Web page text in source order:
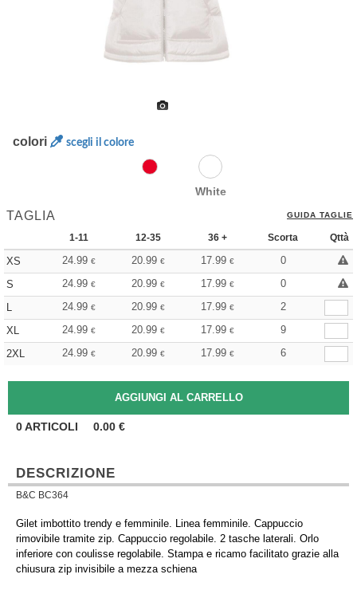
colori scegli il colore
White
TAGLIA GUIDA TAGLIE
1-11 12-35 36 + Scorta Qttà
XS 24.99 € 20.99 € 17.99 €
0
S
24.99 € 20.99 € 17.99 €
0
L
24.99 € 20.99 € 17.99 €
2
XL
24.99 € 20.99 € 17.99 €
9
2XL
24.99 € 20.99 € 17.99 € 6
0ARTICOLI 0.00 €
DESCRIZIONE
B&C BC364
Gilet imbottito trendy e femminile. Linea femminile. Cappuccio
rimovibile tramite zip. Cappuccio regolabile. 2 tasche laterali. Orlo
inferiore con coulisse regolabile. Stampa e ricamo facilitato grazie alla
chiusura zip invisibile a mezza schiena